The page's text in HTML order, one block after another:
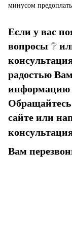
минусом
Если у вас
вопросы ❔
радостью
информацию
сайте или
Вам